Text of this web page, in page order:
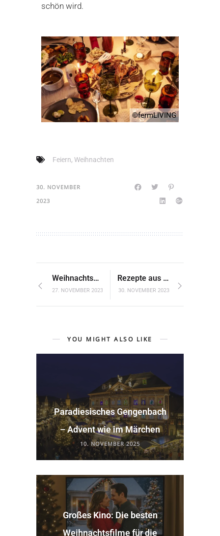
schön wird.
©fermLIVING
Feiern, Weihnachten
30. NOVEMBER
2023
Weihnachtszauber im verschneiten Grassau
27. NOVEMBER 2023
Rezepte aus der ayurvedischen Weihnachtsbäckerei
30. NOVEMBER 2023
YOU MIGHT ALSO LIKE
Paradiesisches Gengenbach
– Advent wie im Märchen
10. NOVEMBER 2025
Großes Kino: Die besten
Weihnachtsfilme für die